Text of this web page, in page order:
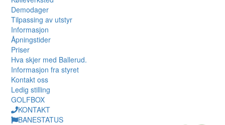
Demodager
Tilpassing av utstyr
Informasjon
Åpningstider
Priser
Hva skjer med Ballerud.
Informasjon fra styret
Kontakt oss
Ledig stilling
GOLFBOX
KONTAKT
BANESTATUS